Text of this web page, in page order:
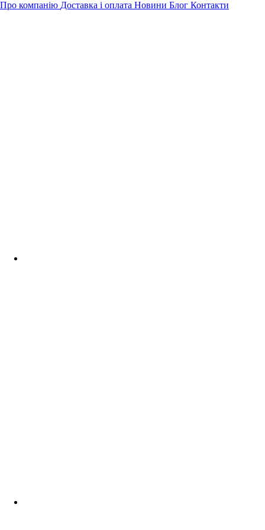
Про компанію Доставка і оплата Новини Блог Контакти